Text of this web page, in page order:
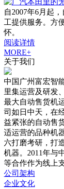
自2007年6月起
工提供服务。方
怀。
阅读详情
MORE+
关于我们
中国广州富宏智
里集运营及研发
最大自动售货机
司如日中天，在
益紧张的自动售
适运营的品种机
六打磨考研，打
机器。2011年与
等合作作为线上
公司架构
企业文化